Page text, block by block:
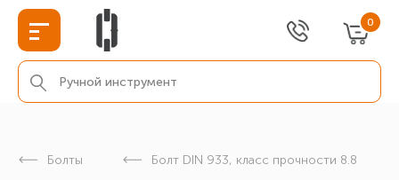
0
Болты Болт DIN 933, класс прочности 8.8